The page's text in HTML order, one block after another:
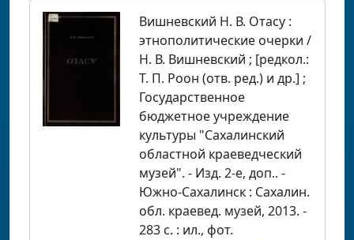
Вишневский Н. В. Отасу :
этнополитические очерки /
Н. В. Вишневский ; [редкол.:
Т. П. Роон (отв. ред.) и др.] ;
Государственное
бюджетное учреждение
культуры "Сахалинский
областной краеведческий
музей". - Изд. 2-е, доп.. -
Южно-Сахалинск : Сахалин.
обл. краевед. музей, 2013. -
283 с. : ил., фот.